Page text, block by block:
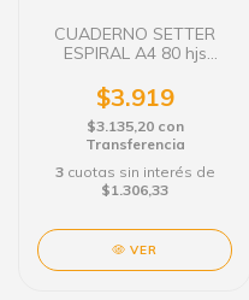
CUADERNO SETTER
ESPIRAL A4 80 hjs
$3.919
$3.135,20 con
Transferencia
3 cuotas sin interés de
$1.306,33
VER